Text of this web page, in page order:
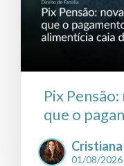
Pix
que o
01/08/2026